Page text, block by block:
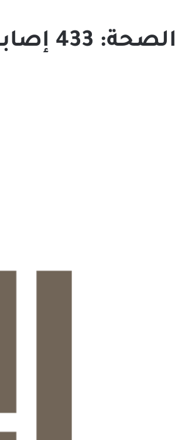
الصحة: 433 إصابة بكورونا.. منها 5 بالقطيف